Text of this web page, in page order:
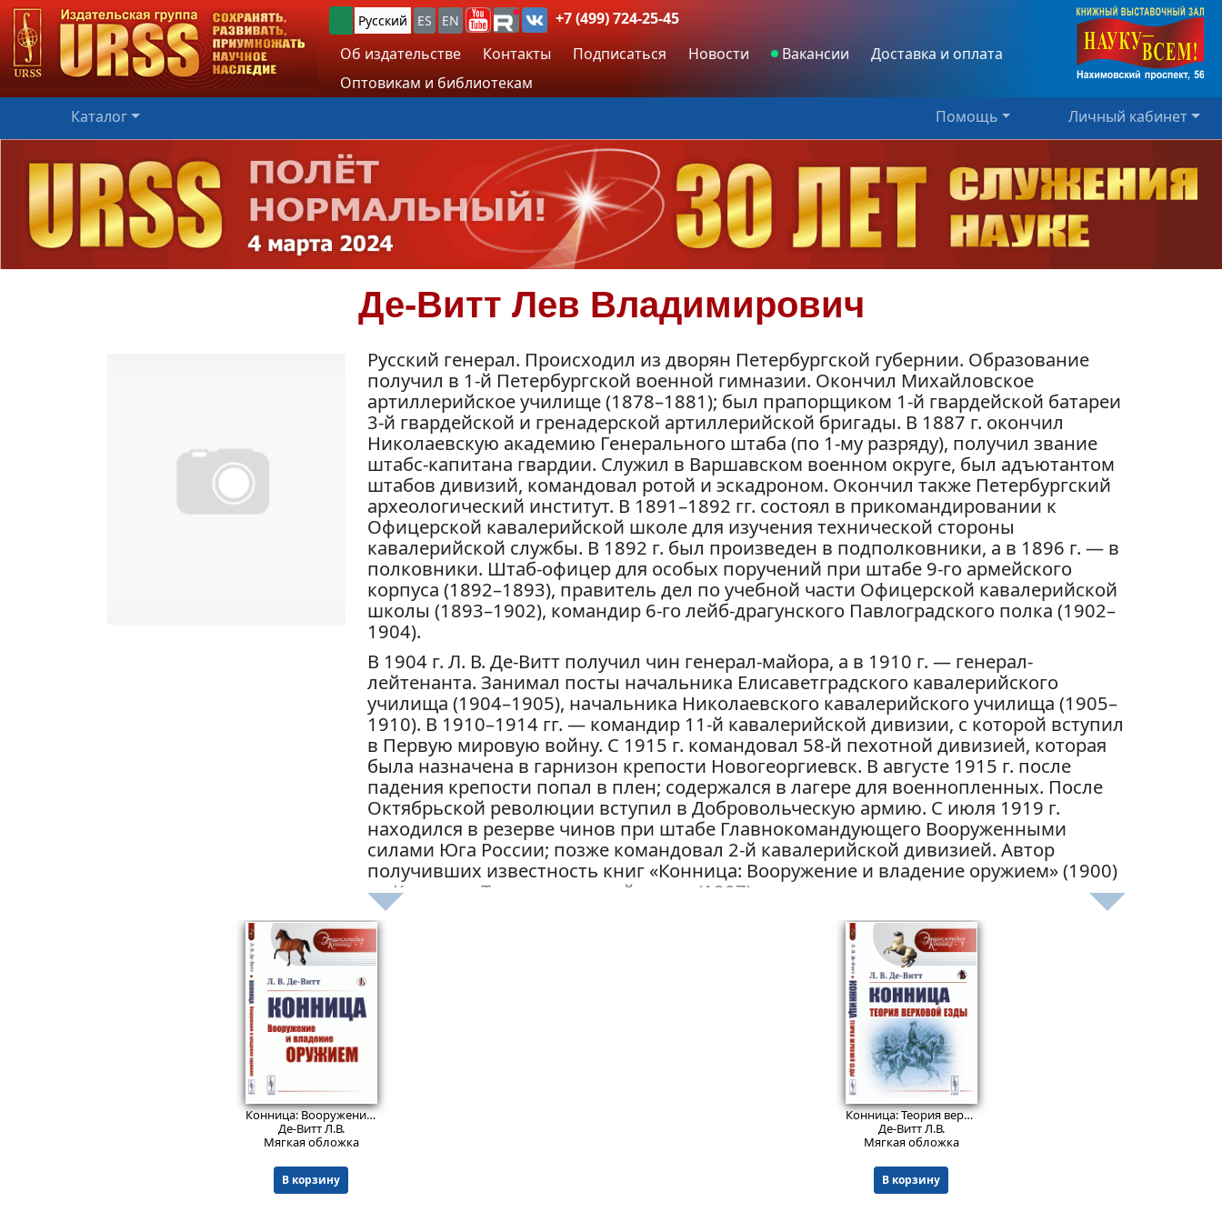
Русский ES EN
+7 (499) 724-25-45
Об издательстве
Контакты Подписаться Новости Вакансии
Доставка и оплата
Оптовикам и библиотекам
Каталог
Помощь Личный кабинет
Де-Витт Лев Владимирович
Русский генерал. Происходил из дворян Петербургской губернии. Образование
получил в 1-й Петербургской военной гимназии. Окончил Михайловское
артиллерийское училище (1878–1881); был прапорщиком 1-й гвардейской батареи
3-й гвардейской и гренадерской артиллерийской бригады. В 1887 г. окончил
Николаевскую академию Генерального штаба (по 1-му разряду), получил звание
штабс-капитана гвардии. Служил в Варшавском военном округе, был адъютантом
штабов дивизий, командовал ротой и эскадроном. Окончил также Петербургский
археологический институт. В 1891–1892 гг. состоял в прикомандировании к
Офицерской кавалерийской школе для изучения технической стороны
кавалерийской службы. В 1892 г. был произведен в подполковники, а в 1896 г. — в
полковники. Штаб-офицер для особых поручений при штабе 9-го армейского
корпуса (1892–1893), правитель дел по учебной части Офицерской кавалерийской
школы (1893–1902), командир 6-го лейб-драгунского Павлоградского полка (1902–
1904).
В 1904 г. Л. В. Де-Витт получил чин генерал-майора, а в 1910 г. — генерал-
лейтенанта. Занимал посты начальника Елисаветградского кавалерийского
училища (1904–1905), начальника Николаевского кавалерийского училища (1905–
1910). В 1910–1914 гг. — командир 11-й кавалерийской дивизии, с которой вступил
в Первую мировую войну. С 1915 г. командовал 58-й пехотной дивизией, которая
была назначена в гарнизон крепости Новогеоргиевск. В августе 1915 г. после
падения крепости попал в плен; содержался в лагере для военнопленных. После
Октябрьской революции вступил в Добровольческую армию. С июля 1919 г.
находился в резерве чинов при штабе Главнокомандующего Вооруженными
силами Юга России; позже командовал 2-й кавалерийской дивизией. Автор
получивших известность книг «Конница: Вооружение и владение оружием» (1900)
и «Конница: Теория верховой езды» (1907).
865
Конница: Вооружение и владение оружием.
Де-Витт Л.В.
Мягкая обложка
В корзину
1055
Конница: Теория верховой езды.
Де-Витт Л.В.
Мягкая обложка
В корзину